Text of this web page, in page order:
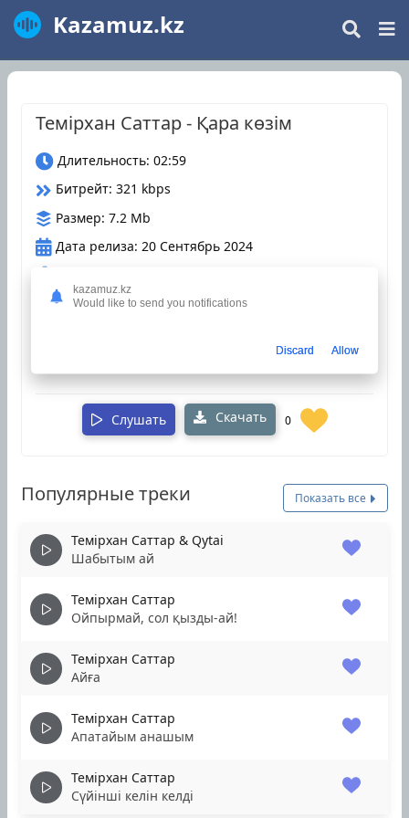
Kazamuz.kz
Темірхан Саттар - Қара көзім
Длительность: 02:59
Битрейт: 321 kbps
Размер: 7.2 Mb
Дата релиза: 20 Сентябрь 2024
Оцените трек
Слушать Скачать 0
Популярные треки Показать все
Темірхан Саттар & Qytai
Шабытым ай
Темірхан Саттар
Ойпырмай, сол қызды-ай!
Темірхан Саттар
Айға
Темірхан Саттар
Апатайым анашым
Темірхан Саттар
Сүйінші келін келді
kazamuz.kz
Would like to send you notifications
Discard Allow